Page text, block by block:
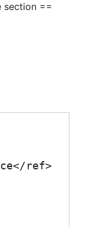
section ==
ref>